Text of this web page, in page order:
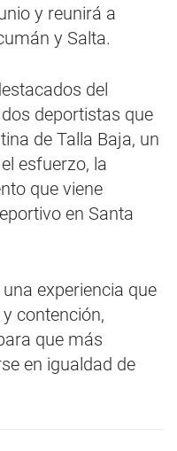
y reunirá a
y Salta.
del
deportistas que
de Talla Baja, un
esfuerzo, la
que viene
en Santa
experiencia que
contención,
que más
en igualdad de